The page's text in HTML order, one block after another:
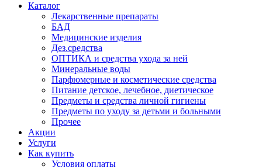
Каталог
Лекарственные препараты
БАД
Медицинские изделия
Дез.средства
ОПТИКА и средства ухода за ней
Минеральные воды
Парфюмерные и косметические средства
Питание детское, лечебное, диетическое
Предметы и средства личной гигиены
Предметы по уходу за детьми и больными
Прочее
Акции
Услуги
Как купить
Условия оплаты